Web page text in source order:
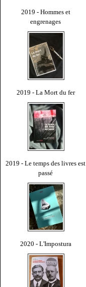
2019 - Hommes et
engrenages
2019 - La Mort du fer
2019 - Le temps des livres est
passé
2020 - L'Impostura